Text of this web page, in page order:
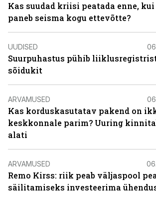
Kas suudad kriisi peatada enne,
paneb seisma kogu ettevõtte?
UUDISED
Suurpuhastus pühib
sõidukit
ARVAMUSED
Kas korduskasutatav pakend on
keskkonnale parim? Uuring
alati
ARVAMUSED
Remo Kirss: riik peab väljaspool
säilitamiseks investeerima